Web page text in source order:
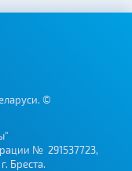
©
№ 291537723,
Бреста.